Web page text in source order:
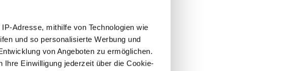
Adresse, mithilfe von Technologien wie
und so personalisierte Werbung und
von Angeboten zu ermöglichen.
Einwilligung jederzeit über die Cookie-
aufgrund von
Aussagen über den Liefer-